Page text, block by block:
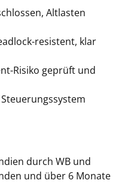
Altlasten
resistent, klar
Risiko geprüft und
durch WB und
und über 6 Monate